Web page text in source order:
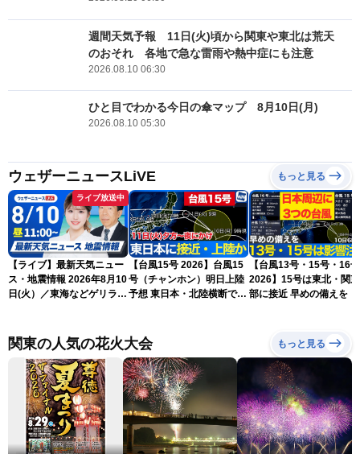
週間天気予報 11日(火)頃から関東や東北は荒天
のおそれ 各地で急な雷雨や熱中症にも注意
2026.08.10 06:30
ひと目でわかる今日の傘マップ 8月10日(月)
2026.08.10 05:30
ウェザーニュースLiVE もっと見る
ライブ放送中
【ライブ】最新天気ニュー
ス・地震情報 2026年8月10
日(火）／東海などゲリラ雷
ュースLiVEコーヒータイ
ム・小林李衣奈／有賀哲
夫〉
【台風15号 2026】台風15
号（チャンホン）明日上陸
予想 東日本・北陸横断で大
【台風13号・15号・16号
2026】15号は東北・関
部に接近 早めの備えを（
関東の人気の花火大会 もっと見る